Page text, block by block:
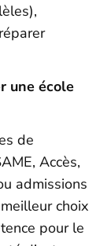
une école
de
Accès,
admissions
choix
pour le